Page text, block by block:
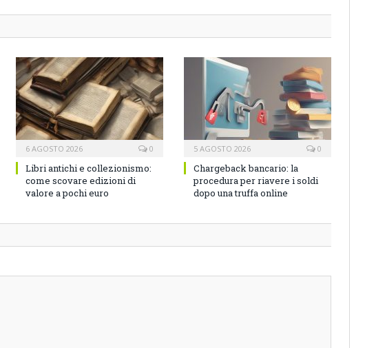
6 AGOSTO 2026 0
Libri antichi e collezionismo:
come scovare edizioni di
valore a pochi euro
5 AGOSTO 2026 0
Chargeback bancario: la
procedura per riavere i soldi
dopo una truffa online